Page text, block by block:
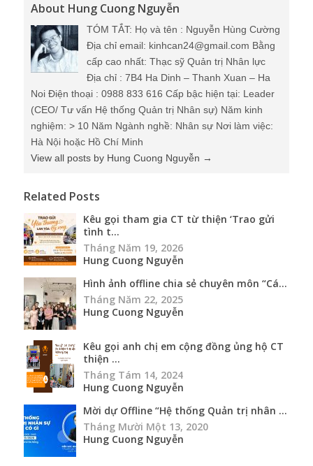
About Hung Cuong Nguyễn
TÓM TẮT: Họ và tên : Nguyễn Hùng Cường
Địa chỉ email: kinhcan24@gmail.com Bằng
cấp cao nhất: Thạc sỹ Quản trị Nhân lực
Địa chỉ : 7B4 Ha Dinh – Thanh Xuan – Ha
Noi Điện thoại : 0988 833 616 Cấp bậc hiện tại: Leader
(CEO/ Tư vấn Hệ thống Quản trị Nhân sự) Năm kinh
nghiệm: > 10 Năm Ngành nghề: Nhân sự Nơi làm việc:
Hà Nội hoặc Hồ Chí Minh
View all posts by Hung Cuong Nguyễn →
Related Posts
Kêu gọi tham gia CT từ thiện ‘Trao gửi
tình t...
Tháng Năm 19, 2026
Hung Cuong Nguyễn
Hình ảnh offline chia sẻ chuyên môn “Cá...
Tháng Năm 22, 2025
Hung Cuong Nguyễn
Kêu gọi anh chị em cộng đồng ủng hộ CT
thiện ...
Tháng Tám 14, 2024
Hung Cuong Nguyễn
Mời dự Offline “Hệ thống Quản trị nhân ...
Tháng Mười Một 13, 2020
Hung Cuong Nguyễn